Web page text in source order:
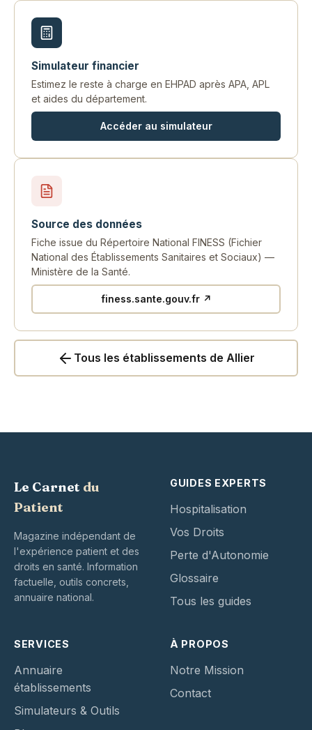
Simulateur financier
Estimez le reste à charge en EHPAD après APA, APL
et aides du département.
Accéder au simulateur
Source des données
Fiche issue du Répertoire National FINESS (Fichier
National des Établissements Sanitaires et Sociaux) —
Ministère de la Santé.
finess.sante.gouv.fr ↗
Tous les établissements de Allier
Le Carnet du
Patient
Magazine indépendant de
l'expérience patient et des
droits en santé. Information
factuelle, outils concrets,
annuaire national.
GUIDES EXPERTS
Hospitalisation
Vos Droits
Perte d'Autonomie
Glossaire
Tous les guides
SERVICES
Annuaire
établissements
Simulateurs & Outils
À PROPOS
Notre Mission
Contact